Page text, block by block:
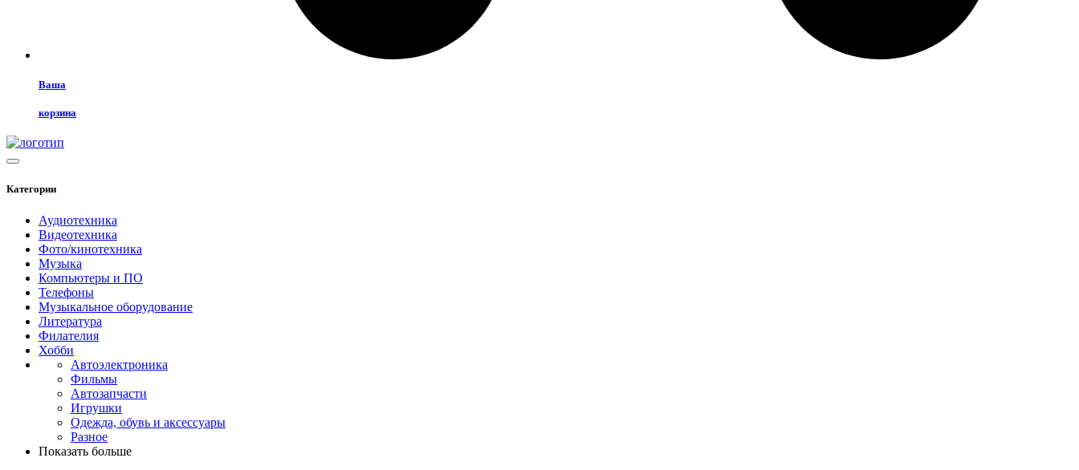
Ваша
корзина
Категории
Аудиотехника
Видеотехника
Фото/кинотехника
Музыка
Компьютеры и ПО
Телефоны
Музыкальное оборудование
Литература
Филателия
Хобби
Автоэлектроника
Фильмы
Автозапчасти
Игрушки
Одежда, обувь и аксессуары
Разное
Показать больше